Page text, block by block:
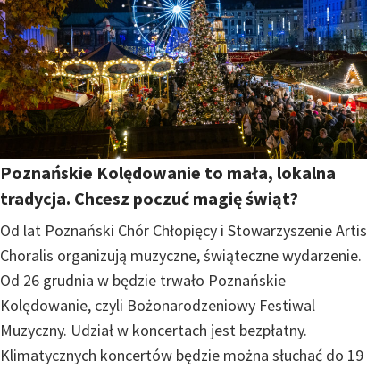
Poznańskie Kolędowanie to mała, lokalna
tradycja. Chcesz poczuć magię świąt?
Od lat Poznański Chór Chłopięcy i Stowarzyszenie Artis
Choralis organizują muzyczne, świąteczne wydarzenie.
Od 26 grudnia w będzie trwało Poznańskie
Kolędowanie, czyli Bożonarodzeniowy Festiwal
Muzyczny. Udział w koncertach jest bezpłatny.
Klimatycznych koncertów będzie można słuchać do 19